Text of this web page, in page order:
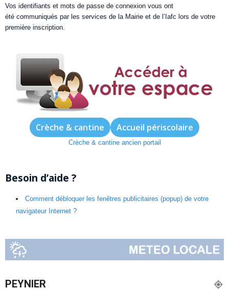
Vos identifiants et mots de passe de connexion vous ont
été communiqués par les services de la Mairie et de l’Iafc lors de votre
première inscription.
Crèche & cantine Accueil périscolaire
Crèche & cantine ancien portail
Besoin d’aide ?
Comment débloquer les fenêtres publicitaires (popup) de votre
navigateur Internet ?
PEYNIER